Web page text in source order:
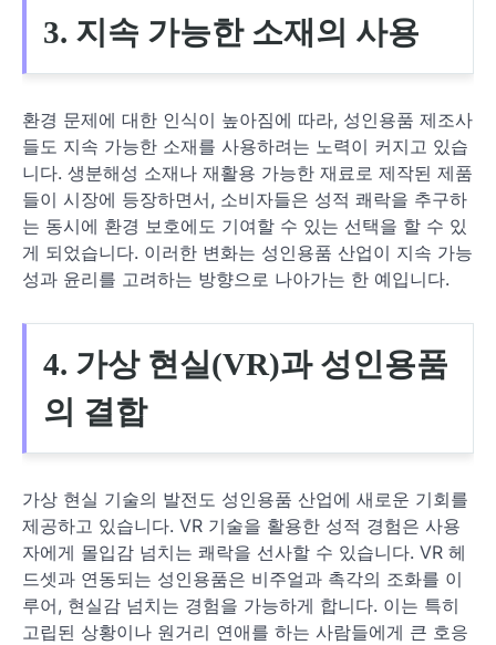
3. 지속 가능한 소재의 사용
환경 문제에 대한 인식이 높아짐에 따라, 성인용품 제조사
들도 지속 가능한 소재를 사용하려는 노력이 커지고 있습
니다. 생분해성 소재나 재활용 가능한 재료로 제작된 제품
들이 시장에 등장하면서, 소비자들은 성적 쾌락을 추구하
는 동시에 환경 보호에도 기여할 수 있는 선택을 할 수 있
게 되었습니다. 이러한 변화는 성인용품 산업이 지속 가능
성과 윤리를 고려하는 방향으로 나아가는 한 예입니다.
4. 가상 현실(VR)과 성인용품
의 결합
가상 현실 기술의 발전도 성인용품 산업에 새로운 기회를
제공하고 있습니다. VR 기술을 활용한 성적 경험은 사용
자에게 몰입감 넘치는 쾌락을 선사할 수 있습니다. VR 헤
드셋과 연동되는 성인용품은 비주얼과 촉각의 조화를 이
루어, 현실감 넘치는 경험을 가능하게 합니다. 이는 특히
고립된 상황이나 원거리 연애를 하는 사람들에게 큰 호응